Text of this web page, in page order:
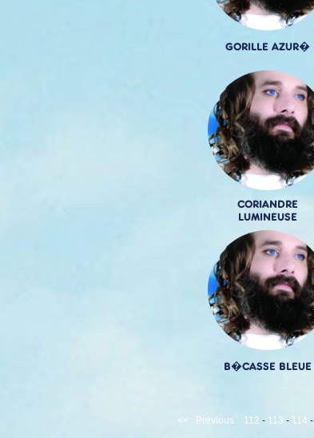
GORILLE AZUR�
CORIANDRE
LUMINEUSE
B�CASSE BLEUE
<< Previous 112 - 113 - 114 -